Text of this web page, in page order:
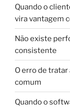
Quando o
vira vantagem
Não existe
consistente
O erro de
comum
Quando o